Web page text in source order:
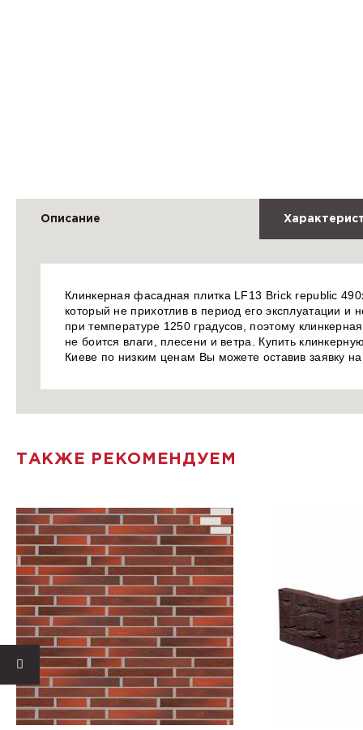
Описание
Клинкерная фасадная плитка LF13 Brick republic
который не прихотлив в период его эксплуатации и
при температуре 1250 градусов, поэтому
не боится влаги, плесени и ветра. Купить
Киеве по низким ценам Вы можете оставив заявку
ТАКЖЕ РЕКОМЕНДУЕМ